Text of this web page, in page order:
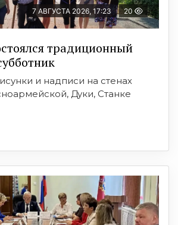
7 АВГУСТА 2026, 17:23 20
традиционный
и надписи на стенах
Дуки, Станке